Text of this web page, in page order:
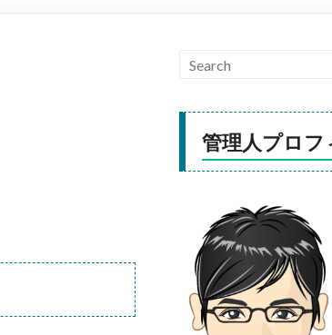
管理人プロフ